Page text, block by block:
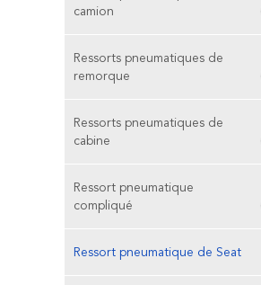
camion
Ressorts pneumatiques de
remorque
Ressorts pneumatiques de
cabine
Ressort pneumatique
compliqué
Ressort pneumatique de Seat